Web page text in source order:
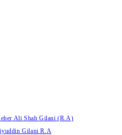
Ali Shah Gilani (R.A)
Gilani R.A